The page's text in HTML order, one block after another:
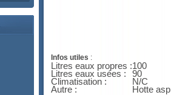
Infos utiles :
Litres eaux propres :100
Litres eaux usées : 90
Climatisation : N/C
Autre : Hotte